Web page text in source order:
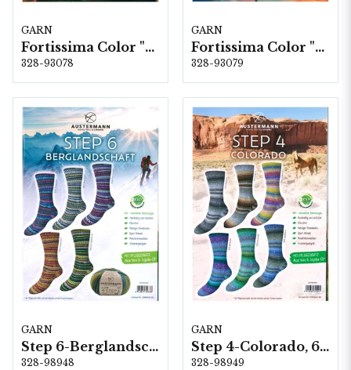
GARN
Fortissima Color "Pick-Nick" 4-fach, 6 färger á 1,0 kg.
328-93078
GARN
Fortissima Color "Mistral" 4-fach, 6 färger á 1,0 kg.
328-93079
GARN
Step 6-Berglandschft, 5 färger á 1,5 kg.
328-98948
GARN
Step 4-Colorado, 6 färger á 1,0 kg.
328-98949